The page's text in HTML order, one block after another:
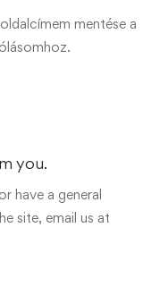
mentése a
you.
have a general
site, email us at